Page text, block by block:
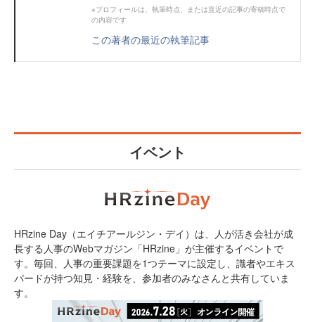
※プロフィールは、執筆時点、または直近の記事の寄稿時点で
の内容です
この著者の最近の執筆記事
イベント
HRzine Day（エイチアールジン・デイ）は、人が活き会社が成
長する人事のWebマガジン「HRzine」が主催するイベントで
す。毎回、人事の重要課題を1つテーマに設定し、識者やエキス
パードが持つ知見・経験を、参加者のみなさんと共有していま
す。